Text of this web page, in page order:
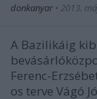
donkanyar • 2013.
A Bazilikáig
Ferenc-
os terve Vágó